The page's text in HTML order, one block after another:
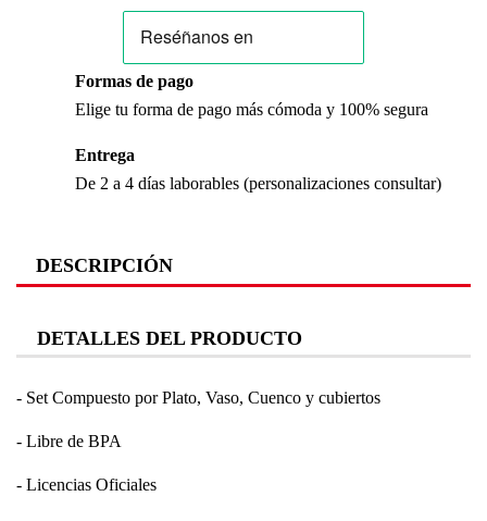
Formas de pago
Elige tu forma de pago más cómoda y 100% segura
Entrega
De 2 a 4 días laborables (personalizaciones consultar)
DESCRIPCIÓN
DETALLES DEL PRODUCTO
- Set Compuesto por Plato, Vaso, Cuenco y cubiertos
- Libre de BPA
- Licencias Oficiales